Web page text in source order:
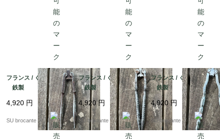
フランス / くるみ割りC
鉄製
4,920 円
SU brocante
フランス / くるみ割りB
鉄製
4,920円
SU brocante
フランス / くるみ割りA
鉄製
4,920円
SU brocante